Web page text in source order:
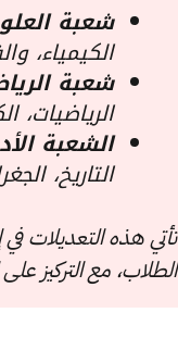
شعبة
الكيمياء،
شعبة
الرياضيات،
الشعبة
التاريخ،
تأتي هذه التعديلات
الطلاب، مع التركيز